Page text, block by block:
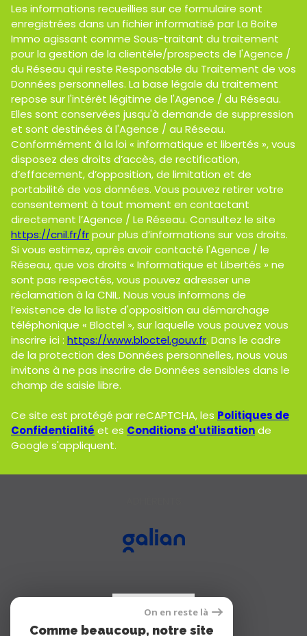
Les informations recueillies sur ce formulaire sont
enregistrées dans un fichier informatisé par La Boite
Immo agissant comme Sous-traitant du traitement
pour la gestion de la clientèle/prospects de l'Agence /
du Réseau qui reste Responsable du Traitement de vos
Données personnelles. La base légale du traitement
repose sur l'intérêt légitime de l'Agence / du Réseau.
Elles sont conservées jusqu'à demande de suppression
et sont destinées à l'Agence / au Réseau.
Conformément à la loi « informatique et libertés », vous
disposez des droits d’accès, de rectification,
d’effacement, d’opposition, de limitation et de
portabilité de vos données. Vous pouvez retirer votre
consentement à tout moment en contactant
directement l’Agence / Le Réseau. Consultez le site
https://cnil.fr/frpour plus d’informations sur vos droits.
Si vous estimez, après avoir contacté l'Agence / le
Réseau, que vos droits « Informatique et Libertés » ne
sont pas respectés, vous pouvez adresser une
réclamation à la CNIL. Nous vous informons de
l’existence de la liste d'opposition au démarchage
téléphonique « Bloctel », sur laquelle vous pouvez vous
inscrire ici : https://www.bloctel.gouv.fr. Dans le cadre
de la protection des Données personnelles, nous vous
invitons à ne pas inscrire de Données sensibles dans le
champ de saisie libre.
Ce site est protégé par reCAPTCHA, les Politiques de
Confidentialité et es Conditions d'utilisationde
Google s'appliquent.
On en reste là
Comme beaucoup, notre site